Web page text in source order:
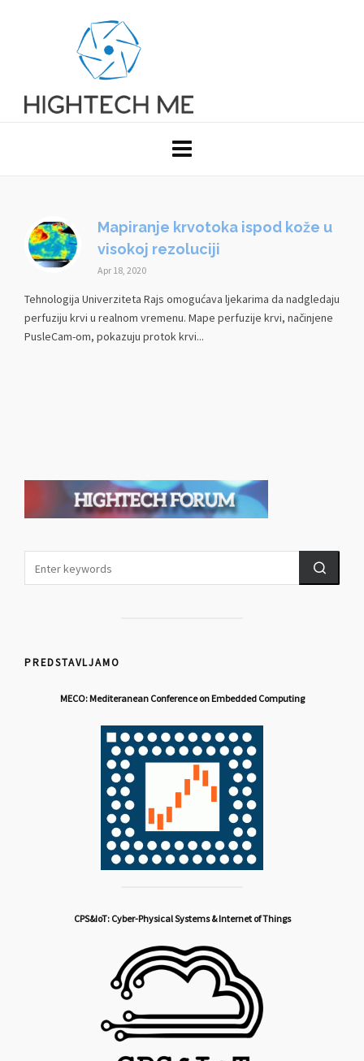
Mapiranje krvotoka ispod kože u
visokoj rezoluciji
Apr 18, 2020
Tehnologija Univerziteta Rajs omogućava ljekarima da nadgledaju
perfuziju krvi u realnom vremenu. Mape perfuzije krvi, načinjene
PusleCam-om, pokazuju protok krvi...
PREDSTAVLJAMO
MECO: Mediteranean Conference on Embedded Computing
CPS&IoT: Cyber-Physical Systems & Internet of Things